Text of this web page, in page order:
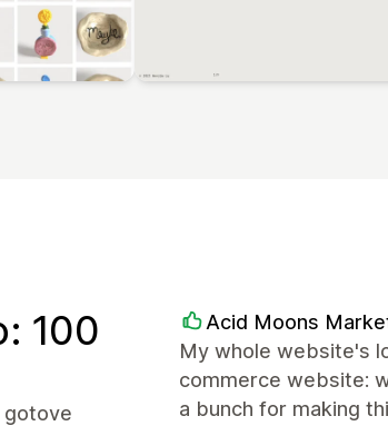
100
gotove
Acid Moons
My whole website's
commerce website:
a bunch for making